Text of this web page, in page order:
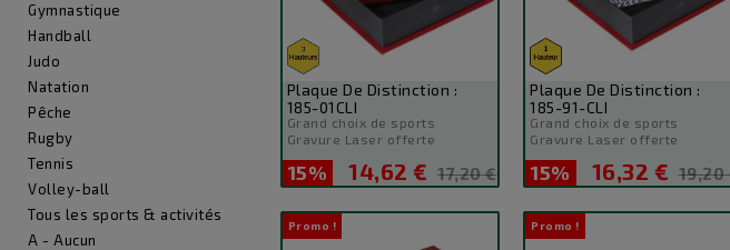
Gymnastique
Handball
Judo
Natation
Pêche
Rugby
Tennis
Volley-ball
Tous les sports & activités
A - Aucun
15%
Plaque De Distinction :
185-01CLI
Grand choix de sports
Gravure Laser offerte
Prix
14,62 € Prix
17,20 € 15%
Plaque De Distinction :
185-91-CLI
Grand choix de sports
Gravure Laser offerte
Prix
16,32 € Prix
19,20
Promo ! Promo !